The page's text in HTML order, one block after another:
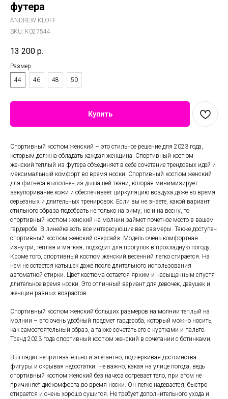
футера
ANDREW KLOFF
SKU: K027544
13 200 р.
Размер
44
46 48 50
Купить
Спортивный костюм женский – это стильное решение для 2023 года,
которым должна обладать каждая женщина. Спортивный костюм
женский теплый из футера объединяет в себе сочетание трендовых идей и
максимальный комфорт во время носки. Спортивный костюм женский
для фитнеса выполнен из дышащей ткани, которая минимизирует
закупоривание кожи и обеспечивает циркуляцию воздуха даже во время
серьезных и длительных тренировок. Если вы не знаете, какой вариант
стильного образа подобрать не только на зиму, но и на весну, то
спортивный костюм женский на молнии займет почетное место в вашем
гардеробе. В линейке есть все интересующие вас размеры. Также доступен
спортивный костюм женский оверсайз. Модель очень комфортная
изнутри, теплая и мягкая, подходит для прогулок в прохладную погоду.
Кроме того, спортивный костюм женский весенний легко стирается. На
нем не остается катышек даже после длительного использования
автоматной стирки. Цвет костюма остается ярким и насыщенным спустя
длительное время носки. Это отличный вариант для девочек, девушек и
женщин разных возрастов.
Спортивный костюм женский больших размеров на молнии теплый на
молнии – это очень удобный предмет гардероба, который можно носить,
как самостоятельный образ, а также сочетать его с куртками и пальто.
Тренд 2023 года спортивный костюм женский в сочетании с ботинками.
Выглядит непритязательно и элегантно, подчеркивая достоинства
фигуры и скрывая недостатки. Не важно, какая на улице погода, ведь
спортивный костюм женский без начеса согревает тело, при этом не
причиняет дискомфорта во время носки. Он легко надевается, быстро
стирается и очень хорошо сушится. Не требует дополнительного ухода и